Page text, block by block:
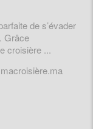
de s’évader
Grâce
croisière ...